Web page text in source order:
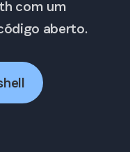
com um
aberto.